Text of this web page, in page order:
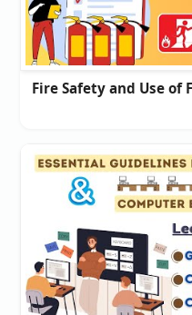
Fire Safety and Use of